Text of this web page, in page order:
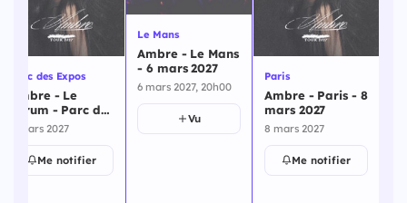
Parc des Expos
Ambre - Le
Forum - Parc des
Expos - 6 mars
6 mars 2027
Me notifier
Le Mans
Ambre - Le Mans
- 6 mars 2027
6 mars 2027, 20h00
Vu
Paris
Ambre - Paris - 8
mars 2027
8 mars 2027
Me notifier